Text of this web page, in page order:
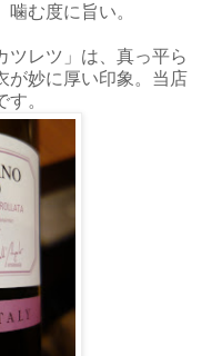
む度に旨い。
ツレツ」は、真っ平ら
が妙に厚い印象。当店
。